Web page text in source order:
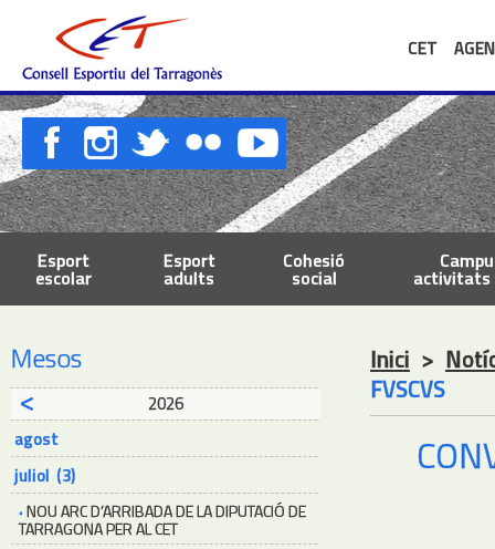
CET
Esport
escolar
Esport
adults
Cohesió
social activitats
Mesos
2026
agost
juliol (3)
·NOU ARC D’ARRIBADA DE LA DIPUTACIÓ DE
TARRAGONA PER AL CET
Inici >
FVSCVS